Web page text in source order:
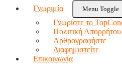
Γνωριμία
Menu Toggle
Γνωρίστε το
Πολιτική Απορρήτου
Αρθρογραφήστε
Διαφημιστείτε
Επικοινωνία